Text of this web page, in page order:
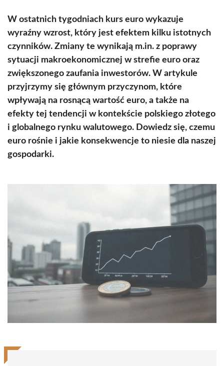
W ostatnich tygodniach kurs euro wykazuje
wyraźny wzrost, który jest efektem kilku istotnych
czynników. Zmiany te wynikają m.in. z poprawy
sytuacji makroekonomicznej w strefie euro oraz
zwiększonego zaufania inwestorów. W artykule
przyjrzymy się głównym przyczynom, które
wpływają na rosnącą wartość euro, a także na
efekty tej tendencji w kontekście polskiego złotego
i globalnego rynku walutowego. Dowiedz się, czemu
euro rośnie i jakie konsekwencje to niesie dla naszej
gospodarki.